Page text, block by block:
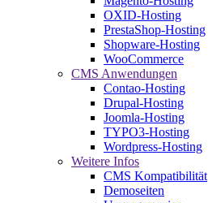
OXID-Hosting
PrestaShop-Hosting
Shopware-Hosting
WooCommerce
CMS Anwendungen
Contao-Hosting
Drupal-Hosting
Joomla-Hosting
TYPO3-Hosting
Wordpress-Hosting
Weitere Infos
CMS Kompatibilität
Demoseiten